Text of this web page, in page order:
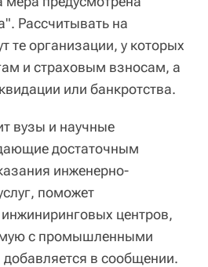
Рассчитывать на
те организации, у которых
и страховым взносам, а
или банкротства.
вузы и научные
достаточным
инженерно-
поможет
центров,
с промышленными
в сообщении.